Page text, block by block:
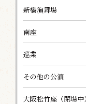
新橋演舞場
南座
巡業
その他の公演
大阪松竹座（閉場中）